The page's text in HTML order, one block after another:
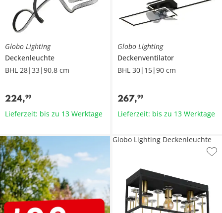
Globo Lighting
Deckenleuchte
BHL 28|33|90,8 cm
224,99
Lieferzeit: bis zu 13 Werktage
Globo Lighting
Deckenventilator
BHL 30|15|90 cm
267,99
Lieferzeit: bis zu 13 Werktage
Globo Lighting Deckenleuchte